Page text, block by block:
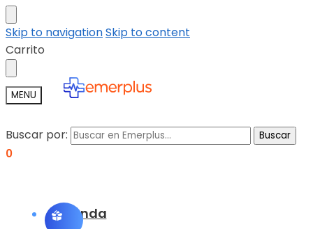
Skip to navigationSkip to content
Carrito
MENU
Buscar por: Buscar
0
Tienda